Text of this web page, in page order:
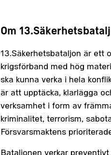
Om
13.Säkerhetsbataljon är ett
krigsförband med hög
ska kunna verka i hela
är att upptäcka, klarlägga
verksamhet i form av
kriminalitet, terrorism,
Försvarsmaktens